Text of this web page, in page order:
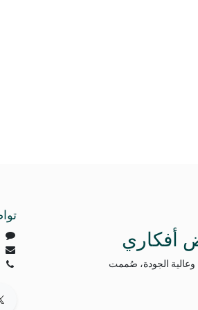
أفكاري
وعالية الجودة، صُممت